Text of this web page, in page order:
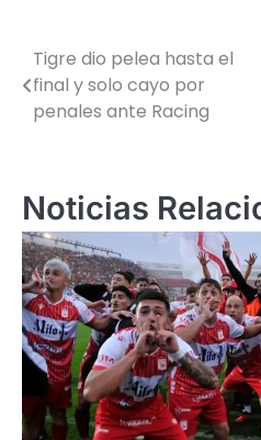
Navegación
de
Tigre dio pelea hasta el
final y solo cayo por
penales ante Racing
Noticias